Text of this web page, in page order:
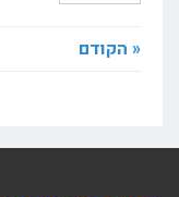
« הקודם